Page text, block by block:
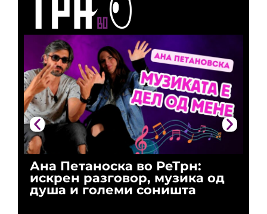
Ана Петаноска во РеТрн:
искрен разговор, музика од
душа и големи соништа